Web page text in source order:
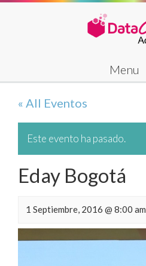
Menu
« All Eventos
Este evento ha pasado.
Eday Bogotá
1 Septiembre, 2016 @ 8:00 am